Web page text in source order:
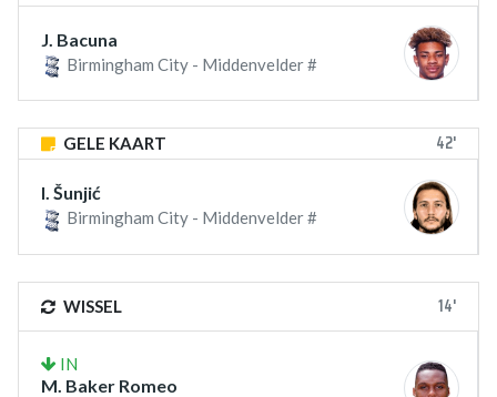
J. Bacuna
Birmingham City - Middenvelder #
GELE KAART 42'
I. Šunjić
Birmingham City - Middenvelder #
WISSEL 14'
IN
M. Baker Romeo